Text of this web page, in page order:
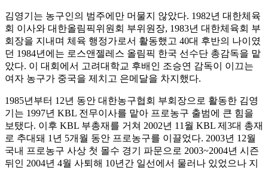
김영기는 농구인의 범주에만 머물지 않았다. 1982년 대한체육
회 이사와 대한올림픽위원회 부위원장, 1983년 대한체육회 부
회장을 지내며 체육 행정가로서 활동했고 40대 후반의 나이였
던 1984년에는 로스앤젤레스 올림픽 한국 선수단 총감독을 맡
았다. 이 대회에서 고려대학교 후배인 조승연 감독이 이끄는
여자 농구가 중국을 제치고 은메달을 차지했다.
1985년부터 12년 동안 대한농구협회 부회장으로 활동한 김영
기는 1997년 KBL 전무이사를 맡아 프로농구 출범에 큰 힘을
보탰다. 이후 KBL 부총재를 거쳐 2002년 11월 KBL 제3대 총재
로 추대돼 1년 5개월 동안 프로농구를 이끌었다. 2003년 12월
국내 프로농구 사상 첫 몰수 경기 파문으로 2003~2004년 시즌
뒤인 2004년 4월 사퇴해 10년간 일선에서 물러나 있었으나 지